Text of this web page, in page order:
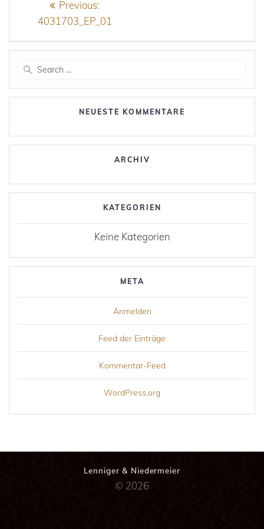
Previous:
post:
4031703_EP_01
NEUESTE KOMMENTARE
ARCHIV
KATEGORIEN
Keine Kategorien
META
Anmelden
Feed der Einträge
Kommentar-Feed
WordPress.org
Lenniger & Niedermeier
© 2026